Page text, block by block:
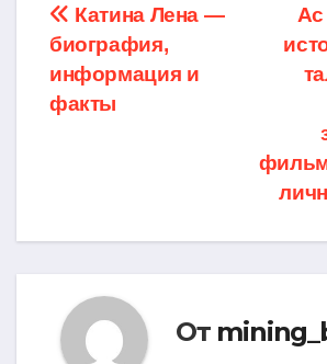
Навигация
по
записям
Катина Лена —
биография,
информация и
факты
От